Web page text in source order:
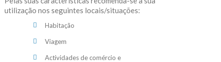
utilização nos seguintes locais/situações:
Habitação
Viagem
Actividades de comércio e